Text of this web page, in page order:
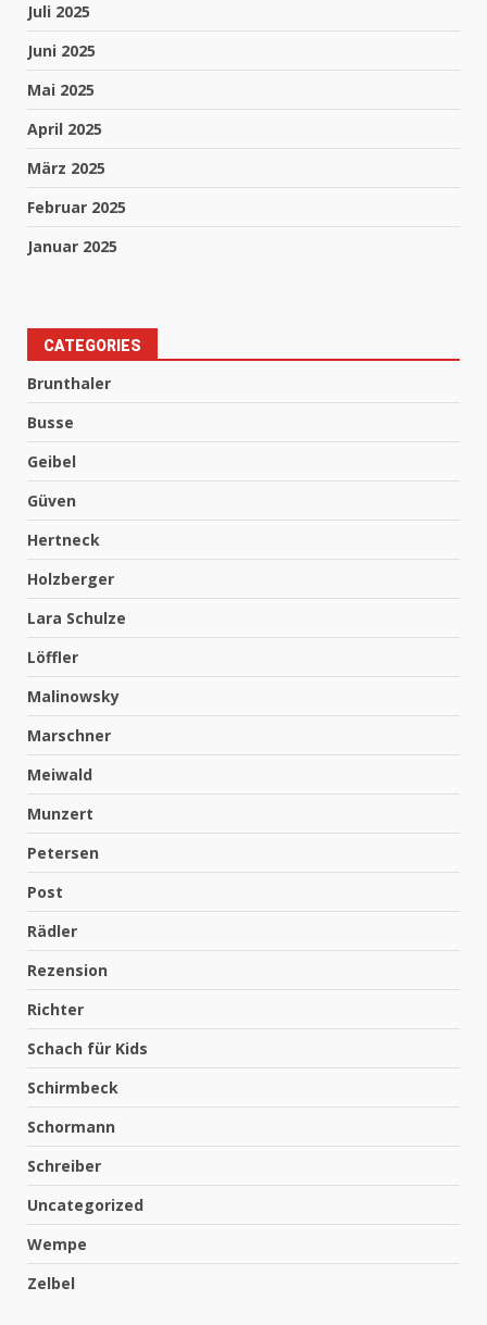
Juli 2025
Juni 2025
Mai 2025
April 2025
März 2025
Februar 2025
Januar 2025
CATEGORIES
Brunthaler
Busse
Geibel
Güven
Hertneck
Holzberger
Lara Schulze
Löffler
Malinowsky
Marschner
Meiwald
Munzert
Petersen
Post
Rädler
Rezension
Richter
Schach für Kids
Schirmbeck
Schormann
Schreiber
Uncategorized
Wempe
Zelbel